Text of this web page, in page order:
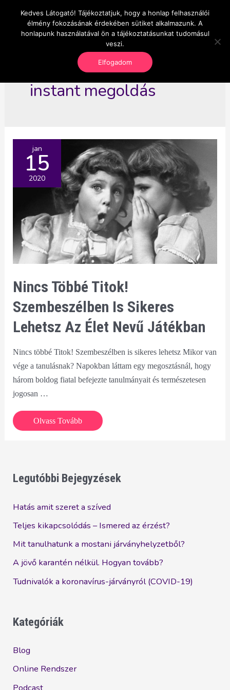
content
OnlineSeedsMan
Üzlet és szabadság
Main
instant megoldás
jan
15
2020
Nincs Többé Titok!
Szembeszélben Is Sikeres
Lehetsz Az Élet Nevű Játékban
Nincs többé Titok! Szembeszélben is sikeres lehetsz Mikor van
vége a tanulásnak? Napokban láttam egy megosztásnál, hogy
három boldog fiatal befejezte tanulmányait és természetesen
jogosan …
Nincs
is
lehetsz
élet
nevű
játékban
Olvass Tovább
Legutóbbi Bejegyzések
Hatás amit szeret a szíved
Teljes kikapcsolódás – Ismered az érzést?
Mit tanulhatunk a mostani járványhelyzetből?
A jövő karantén nélkül. Hogyan tovább?
Tudnivalók a koronavírus-járványról (COVID-19)
Kategóriák
Blog
Online Rendszer
Podcast
Kedves Látogató! Tájékoztatjuk, hogy a honlap felhasználói
élmény fokozásának érdekében sütiket alkalmazunk. A
honlapunk használatával ön a tájékoztatásunkat tudomásul
veszi.
Elfogadom